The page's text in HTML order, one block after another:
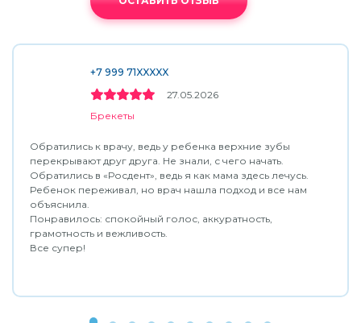
+7 999 71XXXXX
27.05.2026
Брекеты
Обратились к врачу, ведь у ребенка верхние зубы
перекрывают друг друга. Не знали, с чего начать.
Обратились в «Росдент», ведь я как мама здесь лечусь.
Ребенок переживал, но врач нашла подход и все нам
объяснила.
Понравилось: спокойный голос, аккуратность,
грамотность и вежливость.
Все супер!